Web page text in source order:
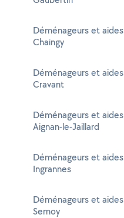
Déménageurs et
Chaingy
Déménageurs et
Cravant
Déménageurs et
Aignan-le-Jaillard
Déménageurs et
Ingrannes
Déménageurs et
Semoy